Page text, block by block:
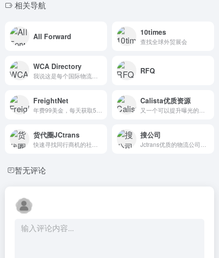
相关导航
All Forward 10times
查找全球外贸展会
WCA Directory RFQ
FreightNet Calista优质资源
货代圈JCtrans 搜公司
暂无评论